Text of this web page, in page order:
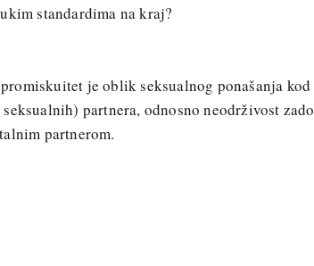
standardima na kraj?
je oblik seksualnog ponašanja
partnera, odnosno neodrživost
partnerom.